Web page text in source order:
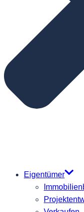
Eigentümer